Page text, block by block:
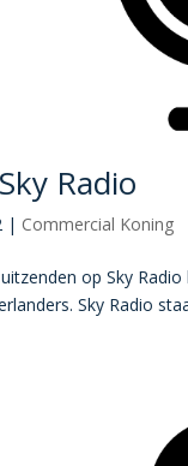
Radio
| Commercial Koning
op Sky
Sky Radio